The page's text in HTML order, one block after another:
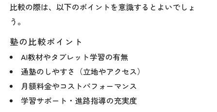
法
洛西の塾選びで失敗しないための秘訣とは
口コミや合格実績を活かした洛西塾の見極
め方
洛西進学教室の料金やサポート体制を徹底
調査
比較の際は、以下のポイントを意識するとよいでしょ
う。
塾の比較ポイント
AI教材やタブレット学習の有無
通塾のしやすさ（立地やアクセス）
月額料金やコストパフォーマンス
学習サポート・進路指導の充実度